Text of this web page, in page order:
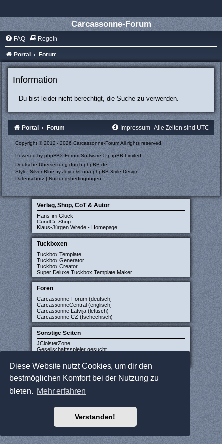
Diese Website nutzt Cookies, um dir den
bestmöglichen Komfort bei der Nutzung zu
bieten. Mehr erfahren
Verstanden!
Carcassonne-Forum
FAQ Regeln
Portal Forum
Information
Du bist leider nicht berechtigt, die Suche zu verwenden.
Portal Forum Alle Zeiten sind UTC
Impressum
Copyright © 2012 - 2026 Carcassonne-Forum All rights reserved.
Powered by phpBB® Forum Software © phpBB Limited
Deutsche Übersetzung durch phpBB.de
Style: Silver-Blue by Joyce&LunaphpBB-Style-Design
Datenschutz | Nutzungsbedingungen
Verlag, Shop, CoT & Autor
Hans-im-Glück
CundCo-Shop
Klaus-Jürgen Wrede - Homepage
Tuckboxen
Tuckbox Template
Tuckbox Generator
Tuckbox Creator
Super Deluxe Tuckbox Template Maker
Foren
Carcassonne-Forum (deutsch)
CarcassonneCentral (englisch)
Carcassonne Latvija (lettisch)
Carcassonne CZ (tschechisch)
Sonstige Seiten
JCloisterZone
Gesellschaftsspieler gesucht